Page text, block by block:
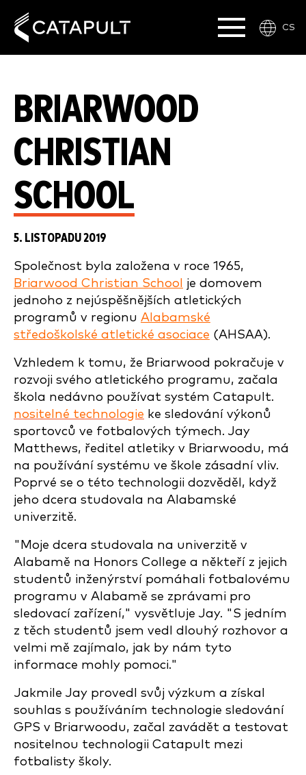
CS
BRIARWOOD
CHRISTIAN
SCHOOL
5. LISTOPADU 2019
Společnost byla založena v roce 1965,
Briarwood Christian School
je domovem
jednoho z nejúspěšnějších atletických
programů v regionu Alabamské
středoškolské atletické asociace (AHSAA).
Vzhledem k tomu, že Briarwood pokračuje v
rozvoji svého atletického programu, začala
škola nedávno používat systém Catapult.
nositelné technologie ke sledování výkonů
sportovců ve fotbalových týmech. Jay
Matthews, ředitel atletiky v Briarwoodu, má
na používání systému ve škole zásadní vliv.
Poprvé se o této technologii dozvěděl, když
jeho dcera studovala na Alabamské
univerzitě.
"Moje dcera studovala na univerzitě v
Alabamě na Honors College a někteří z jejich
studentů inženýrství pomáhali fotbalovému
programu v Alabamě se zprávami pro
sledovací zařízení," vysvětluje Jay. "S jedním
z těch studentů jsem vedl dlouhý rozhovor a
velmi mě zajímalo, jak by nám tyto
informace mohly pomoci."
Jakmile Jay provedl svůj výzkum a získal
souhlas s používáním technologie sledování
GPS v Briarwoodu, začal zavádět a testovat
nositelnou technologii Catapult mezi
fotbalisty školy.